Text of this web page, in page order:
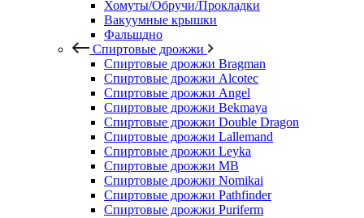
Хомуты/Обручи/Прокладки
Вакуумные крышки
Фальшдно
Спиртовые дрожжи
Спиртовые дрожжи Bragman
Спиртовые дрожжи Alcotec
Спиртовые дрожжи Angel
Спиртовые дрожжи Bekmaya
Спиртовые дрожжи Double Dragon
Спиртовые дрожжи Lallemand
Спиртовые дрожжи Leyka
Спиртовые дрожжи MB
Спиртовые дрожжи Nomikai
Спиртовые дрожжи Pathfinder
Спиртовые дрожжи Puriferm